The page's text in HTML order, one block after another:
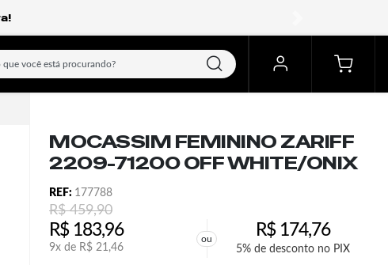
MOCASSIM FEMININO ZARIFF
2209-71200 OFF WHITE/ONIX
REF: 177788
R$459,90
R$183,96
9x de R$ 21,46
ou R$174,76
5% de desconto no PIX